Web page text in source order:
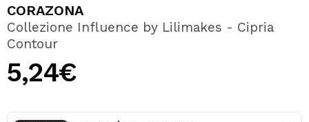
Creando un account su Maquibeauty.it potrai fare i tuoi
acquisti velocemente, controllare lo stato dei tuoi ordini e
CORAZONA
Collezione Influence by Lilimakes - Cipria
Contour
5,24€